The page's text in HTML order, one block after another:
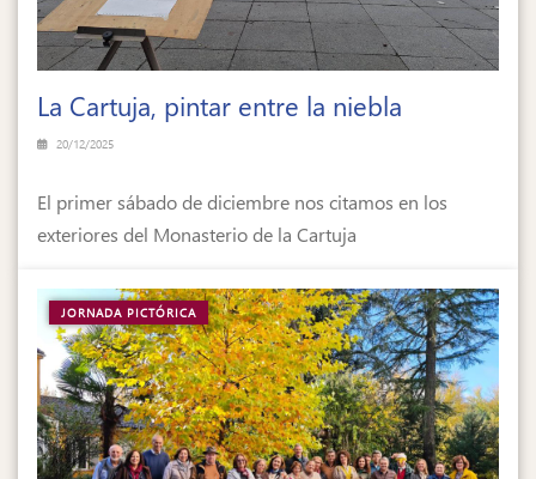
La Cartuja, pintar entre la niebla
20/12/2025
El primer sábado de diciembre nos citamos en los
exteriores del Monasterio de la Cartuja
JORNADA PICTÓRICA